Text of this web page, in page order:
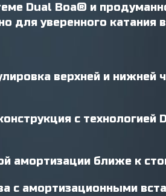
Dual Boa® и
для уверенного катания
верхней и
с технологией
амортизации ближе к
с амортизационными